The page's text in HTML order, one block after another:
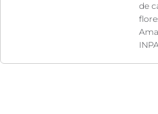
de